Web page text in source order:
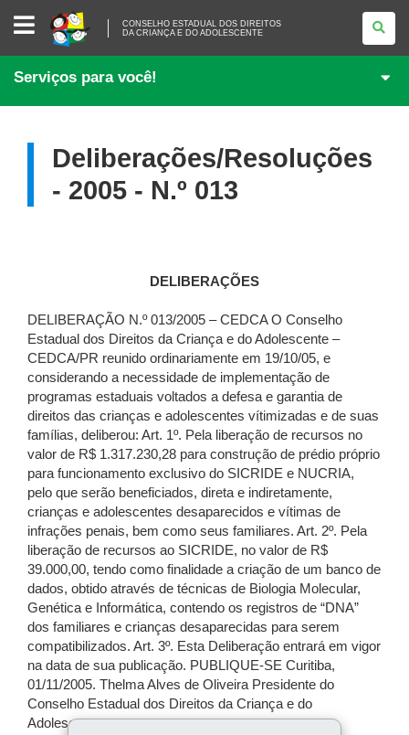
CONSELHO
ESTADUAL
DOS
DIREITOS
CRIANÇA
DO
CONSELHO ESTADUAL DOS DIREITOS
DA CRIANÇA E DO ADOLESCENTE
Serviços para você!
Deliberações/Resoluções
- 2005 - N.º 013
DELIBERAÇÕES
DELIBERAÇÃO N.º 013/2005 – CEDCA O Conselho
Estadual dos Direitos da Criança e do Adolescente –
CEDCA/PR reunido ordinariamente em 19/10/05, e
considerando a necessidade de implementação de
programas estaduais voltados a defesa e garantia de
direitos das crianças e adolescentes vítimizadas e de suas
famílias, deliberou: Art. 1º. Pela liberação de recursos no
valor de R$ 1.317.230,28 para construção de prédio próprio
para funcionamento exclusivo do SICRIDE e NUCRIA,
pelo que serão beneficiados, direta e indiretamente,
crianças e adolescentes desaparecidos e vítimas de
infrações penais, bem como seus familiares. Art. 2º. Pela
liberação de recursos ao SICRIDE, no valor de R$
39.000,00, tendo como finalidade a criação de um banco de
dados, obtido através de técnicas de Biologia Molecular,
Genética e Informática, contendo os registros de “DNA”
dos familiares e crianças desaparecidas para serem
compatibilizados. Art. 3º. Esta Deliberação entrará em vigor
na data de sua publicação. PUBLIQUE-SE Curitiba,
01/11/2005. Thelma Alves de Oliveira Presidente do
Conselho Estadual dos Direitos da Criança e do
Adolescente